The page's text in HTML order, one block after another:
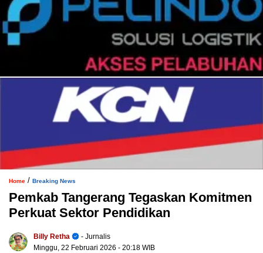
Home / Breaking News
Pemkab Tangerang Tegaskan Komitmen
Perkuat Sektor Pendidikan
Billy Retha
- Jurnalis
Minggu, 22 Februari 2026 - 20:18 WIB